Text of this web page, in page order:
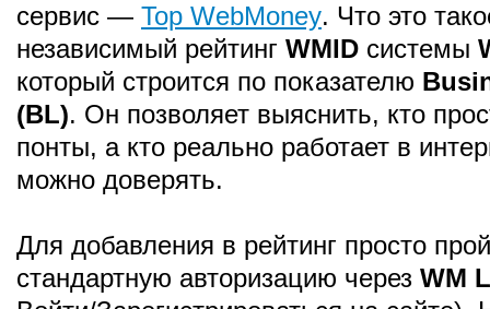
сервис — Top WebMoney. Что это
независимый рейтинг WMID системы
который строится по показателю
(BL). Он позволяет выяснить, кто
понты, а кто реально работает в
можно доверять.
Для добавления в рейтинг просто
стандартную авторизацию через WM